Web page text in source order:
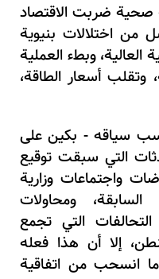
صحية ضربت الاقتصاد
من اختلالات بنيوية
وبطء العملية
وتقلب أسعار الطاقة،
سياقه - بكين على
التي سبقت توقيع
واجتماعات وزارية
ومحاولات
التي تجمع
إلا أن هذا فعله
انسحب من اتفاقية